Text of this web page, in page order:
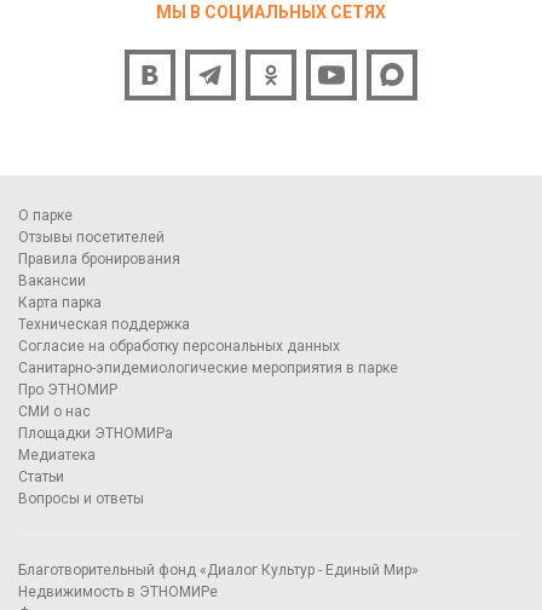
МЫ В СОЦИАЛЬНЫХ СЕТЯХ
О парке
Отзывы посетителей
Правила бронирования
Вакансии
Карта парка
Техническая поддержка
Согласие на обработку персональных данных
Санитарно-эпидемиологические мероприятия в парке
Про ЭТНОМИР
СМИ о нас
Площадки ЭТНОМИРа
Медиатека
Статьи
Вопросы и ответы
Благотворительный фонд «Диалог Культур - Единый Мир»
Недвижимость в ЭТНОМИРе